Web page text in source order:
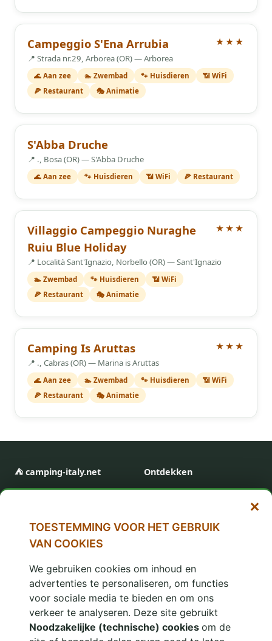
TOESTEMMING VOOR HET GEBRUIK
VAN COOKIES
We gebruiken cookies om inhoud en
advertenties te personaliseren, om functies
voor sociale media te bieden en om ons
verkeer te analyseren. Deze site gebruikt
Noodzakelijke (technische) cookies om de
Campeggio S'Ena Arrubia ★★★
3 Sterren
📍 Strada nr.29, Arborea (OR) — Arborea
🌊 Aan zee 🏊 Zwembad 🐾 Huisdieren
📶 WiFi
🍕 Restaurant
🎭 Animatie
S'Abba Druche
📍 ., Bosa (OR) — S'Abba Druche
🌊 Aan zee 🐾 Huisdieren 📶 WiFi 🍕 Restaurant
Villaggio Campeggio Nuraghe
Ruiu Blue Holiday
★★★
3 Sterren
📍 Località Sant'Ignazio, Norbello (OR) — Sant'Ignazio
🏊 Zwembad 🐾 Huisdieren
📶 WiFi
🍕 Restaurant
🎭 Animatie
Camping Is Aruttas ★★★
3 Sterren
📍 ., Cabras (OR) — Marina is Aruttas
🌊 Aan zee 🏊 Zwembad 🐾 Huisdieren
📶 WiFi
🍕 Restaurant
🎭 Animatie
⛺ camping-italy.net
Gids voor campings en
Ontdekken
Alle regio's
Aanbiedingen
Informatie
Over ons
Adverteren
Privacy
In het netwerk
www.camping.it
www.villaggi.com
adv.camping.it